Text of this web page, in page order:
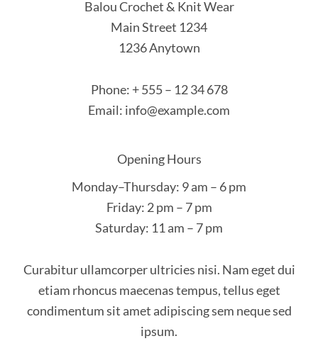
Balou Crochet & Knit Wear
Main Street 1234
1236 Anytown
Phone: + 555 – 12 34 678
Email: info@example.com
Opening Hours
Monday–Thursday: 9 am – 6 pm
Friday: 2 pm – 7 pm
Saturday: 11 am – 7 pm
Curabitur ullamcorper ultricies nisi. Nam eget dui
etiam rhoncus maecenas tempus, tellus eget
condimentum sit amet adipiscing sem neque sed
ipsum.